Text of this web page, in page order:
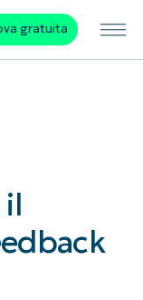
gratuita